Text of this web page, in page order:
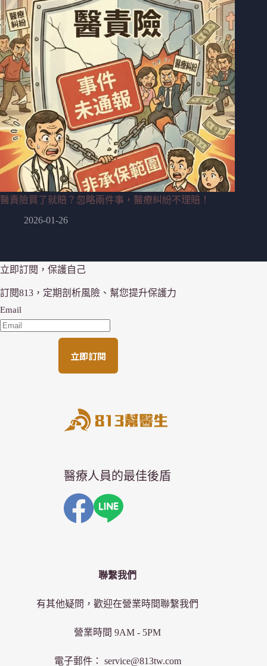
醫責險買了就賠？忽略兩件事，醫療糾紛不理賠！
2026-01-26
立即訂閱，保護自己
訂閱813，定期剖析風險、幫您提升保護力
Email
立即訂閱
醫療人員的最佳後盾
聯繫我們
有其他疑問，歡迎在營業時間聯繫我們
營業時間 9AM - 5PM
電子郵件： service@813tw.com